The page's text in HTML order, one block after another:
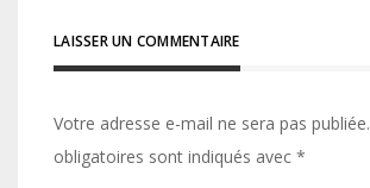
LAISSER UN COMMENTAIRE
Votre adresse e-mail ne sera pas publiée.
obligatoires sont indiqués avec *